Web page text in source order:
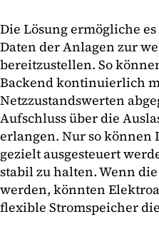
Die Lösung ermögliche
Daten der Anlagen zur
bereitzustellen. So
Backend kontinuierlich
Netzzustandswerten
Aufschluss über die
erlangen. Nur so können
gezielt ausgesteuert
stabil zu halten. Wenn
werden, könnten
flexible Stromspeicher